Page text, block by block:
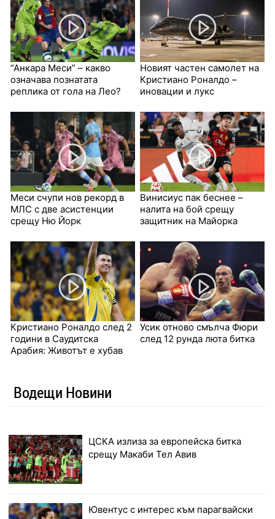
“Анкара Меси” – какво
означава познатата
реплика от гола на Лео?
Новият частен самолет на
Кристиано Роналдо –
иновации и лукс
Меси счупи нов рекорд в
МЛС с две асистенции
срещу Ню Йорк
Винисиус пак беснее –
налита на бой срещу
защитник на Майорка
Кристиано Роналдо след 2
години в Саудитска
Арабия: Животът е хубав
Усик отново смълча Фюри
след 12 рунда люта битка
Водещи Новини
ЦСКА излиза за европейска битка
срещу Макаби Тел Авив
Ювентус с интерес към парагвайски